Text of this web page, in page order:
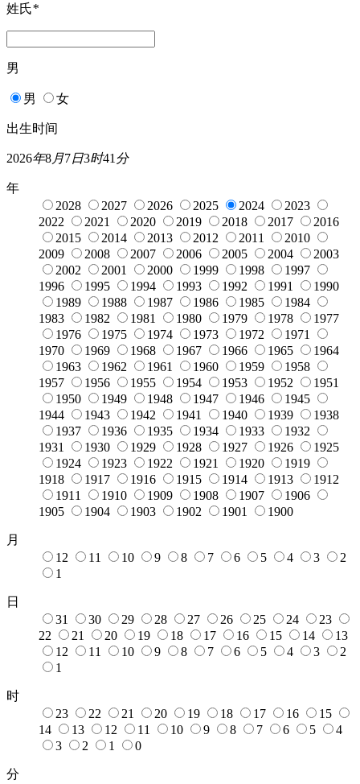
姓氏*
男
男 女
出生时间
2026年8月7日3时41 分
年
2028
2027 2026 2025 2024
2023
2022
2021 2020 2019 2018 2017
2016
2015
2014 2013 2012 2011
2010
2009
2008 2007 2006 2005 2004
2003
2002
2001 2000 1999 1998
1997
1996
1995 1994 1993 1992 1991
1990
1989
1988 1987 1986 1985
1984
1983
1982 1981 1980 1979 1978
1977
1976
1975 1974 1973 1972
1971
1970
1969 1968 1967 1966 1965
1964
1963
1962 1961 1960 1959
1958
1957
1956 1955 1954 1953 1952
1951
1950
1949 1948 1947 1946
1945
1944
1943 1942 1941 1940 1939
1938
1937
1936 1935 1934 1933
1932
1931
1930 1929 1928 1927 1926
1925
1924
1923 1922 1921 1920
1919
1918
1917 1916 1915 1914 1913
1912
1911
1910 1909 1908 1907
1906
1905
1904 1903 1902 1901 1900
月
12
11 10 9 8 7 6 5 4 3
2
1
日
31
30 29 28 27 26 25 24
23
22
21 20 19 18 17 16 15 14
13
12
11 10 9 8 7 6 5 4 3
2
1
时
23
22 21 20 19 18 17 16
15
14
13 12 11 10 9 8 7 6 5
4
3
2 1 0
分